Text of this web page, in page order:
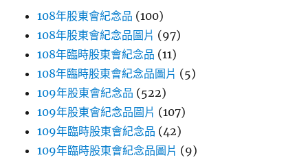
108年股東會紀念品 (100)
108年股東會紀念品圖片 (97)
108年臨時股東會紀念品 (11)
108年臨時股東會紀念品圖片 (5)
109年股東會紀念品 (522)
109年股東會紀念品圖片 (107)
109年臨時股東會紀念品 (42)
109年臨時股東會紀念品圖片 (9)